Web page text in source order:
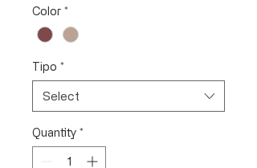
Color *
Tipo *
Select
Quantity *